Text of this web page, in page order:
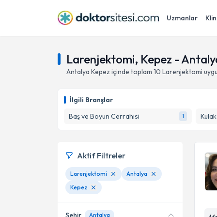
Uzmanlar
Larenjektomi, Kepez -
Antalya Kepez içinde toplam 10 Larenjektomi
İlgili Branşlar
Baş ve Boyun Cerrahisi
1
Aktif Filtreler
Larenjektomi
Antalya
Kepez
Şehir Antalya